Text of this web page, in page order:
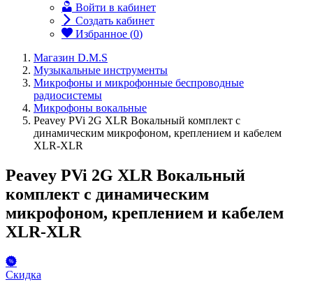
Войти в кабинет
Создать кабинет
Избранное (0)
Магазин D.M.S
Музыкальные инструменты
Микрофоны и микрофонные беспроводные
радиосистемы
Микрофоны вокальные
Peavey PVi 2G XLR Вокальный комплект с
динамическим микрофоном, креплением и кабелем
XLR-XLR
Peavey PVi 2G XLR Вокальный
комплект с динамическим
микрофоном, креплением и кабелем
XLR-XLR
Скидка